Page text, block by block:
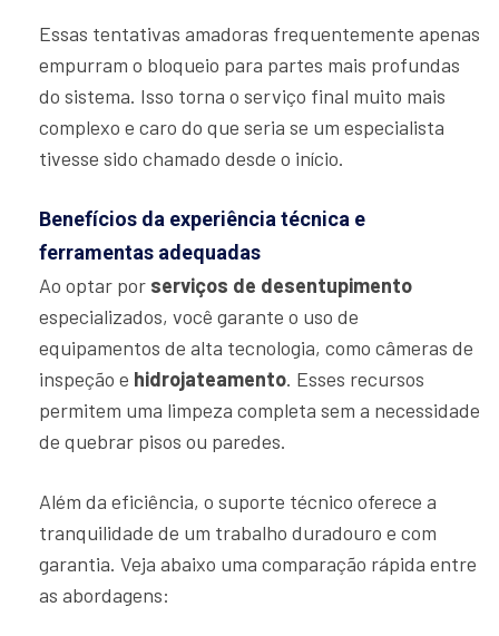
Essas tentativas amadoras frequentemente apenas
empurram o bloqueio para partes mais profundas
do sistema. Isso torna o serviço final muito mais
complexo e caro do que seria se um especialista
tivesse sido chamado desde o início.
Benefícios da experiência técnica e
ferramentas adequadas
Ao optar por serviços de desentupimento
especializados, você garante o uso de
equipamentos de alta tecnologia, como câmeras de
inspeção e hidrojateamento. Esses recursos
permitem uma limpeza completa sem a necessidade
de quebrar pisos ou paredes.
Além da eficiência, o suporte técnico oferece a
tranquilidade de um trabalho duradouro e com
garantia. Veja abaixo uma comparação rápida entre
as abordagens: